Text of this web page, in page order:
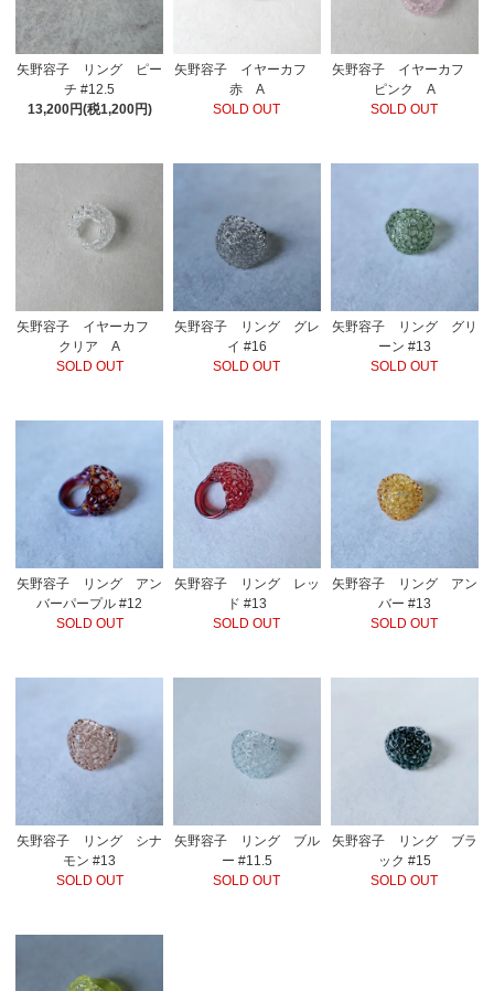
矢野容子 リング ピー
チ #12.5
13,200円(税1,200円)
矢野容子 イヤーカフ
赤 A
SOLD OUT
矢野容子 イヤーカフ
ピンク A
SOLD OUT
矢野容子 イヤーカフ
クリア A
SOLD OUT
矢野容子 リング グレ
イ #16
SOLD OUT
矢野容子 リング グリ
ーン #13
SOLD OUT
矢野容子 リング アン
バーパープル #12
SOLD OUT
矢野容子 リング レッ
ド #13
SOLD OUT
矢野容子 リング アン
バー #13
SOLD OUT
矢野容子 リング シナ
モン #13
SOLD OUT
矢野容子 リング ブル
ー #11.5
SOLD OUT
矢野容子 リング ブラ
ック #15
SOLD OUT